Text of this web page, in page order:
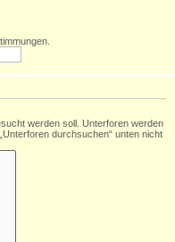
werden soll. Unterforen werden
durchsuchen“ unten nicht